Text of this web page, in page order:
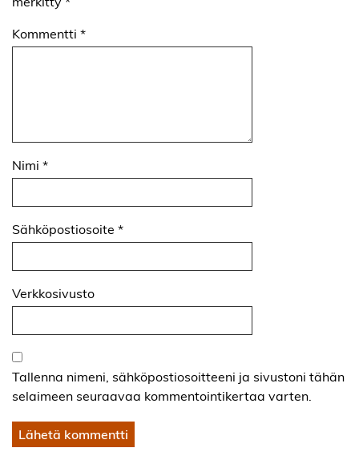
Kommentti *
Nimi *
Sähköpostiosoite *
Verkkosivusto
Tallenna nimeni, sähköpostiosoitteeni ja sivustoni tähän
selaimeen seuraavaa kommentointikertaa varten.